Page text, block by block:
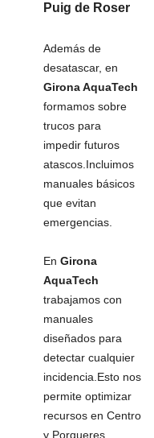
Puig de Roser
Además de
desatascar, en
Girona AquaTech
formamos sobre
trucos para
impedir futuros
atascos.Incluimos
manuales básicos
que evitan
emergencias.
En Girona
AquaTech
trabajamos con
manuales
diseñados para
detectar cualquier
incidencia.Esto nos
permite optimizar
recursos en Centro
y Porqueres.